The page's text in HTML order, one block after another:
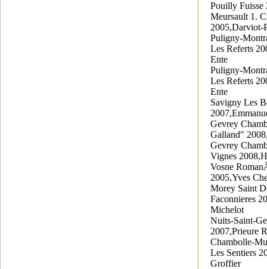
Pouilly Fuisse
Meursault 1.
2005,Darviot-
Puligny-
Les Referts
Ente
Puligny-
Les Referts
Ente
Savigny Les
Gevrey
Galland"
Gevrey
Vignes
Vosne
2005,Yves
Morey Saint
Faconnieres
Michelot
Nuits-Saint-
2007,Prieure
Chambolle-
Les Sentiers
Groffier